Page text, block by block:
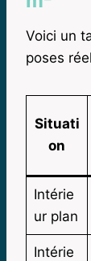
Voici un
poses
Situati
on
Intérie
ur plan
Intérie